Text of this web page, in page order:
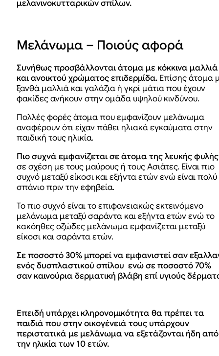
μελανινοκυτταρικών σπίλων.
Μελάνωμα – Ποιούς αφορά
Συνήθως προσβάλλονται άτομα με κόκκινα μαλλιά
και ανοικτού χρώματος επιδερμίδα.Επίσης άτομα
ξανθά μαλλιά και γαλάζια ή γκρί μάτια που έχουν
φακίδες ανήκουν στην ομάδα υψηλού κινδύνου.
Πολλές φορές άτομα που εμφανίζουν μελάνωμα
αναφέρουν ότι είχαν πάθει ηλιακά εγκαύματα στην
παιδική τους ηλικία.
Πιο συχνά εμφανίζεται σε άτομα της λευκής φυλής
σε σχέση με τους μαύρους ή τους Ασιάτες. Είναι πιο
συχνό μεταξύ είκοσι και εξήντα ετών ενώ είναι πολύ
σπάνιο πριν την εφηβεία.
Το πιο συχνό είναι το επιφανειακώς εκτεινόμενο
μελάνωμα μεταξύ σαράντα και εξήντα ετών ενώ το
κακόηθες οζώδες μελάνωμα εμφανίζεται μεταξύ
είκοσι και σαράντα ετών.
Σε ποσοστό 30% μπορεί να εμφανιστεί σαν
ενός δυσπλαστικού σπίλου ενώ σε ποσοστό 70%
σαν καινούρια δερματική βλάβη επί υγιούς
Επειδή υπάρχει κληρονομικότητα θα πρέπει τα
παιδιά που στην οικογένειά τους υπάρχουν
περιστατικά με μελάνωμα να εξετάζονται ήδη από
την ηλικία των 10 ετών.